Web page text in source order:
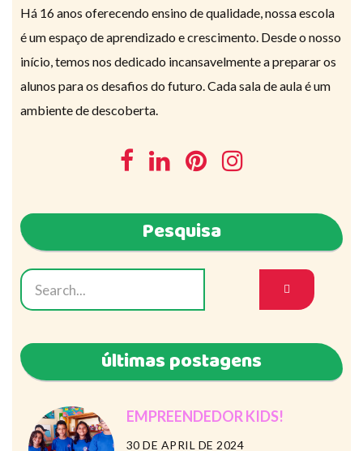
Há 16 anos oferecendo ensino de qualidade, nossa escola
é um espaço de aprendizado e crescimento. Desde o nosso
início, temos nos dedicado incansavelmente a preparar os
alunos para os desafios do futuro. Cada sala de aula é um
ambiente de descoberta.
Pesquisa
últimas postagens
EMPREENDEDOR KIDS!
30 DE APRIL DE 2024